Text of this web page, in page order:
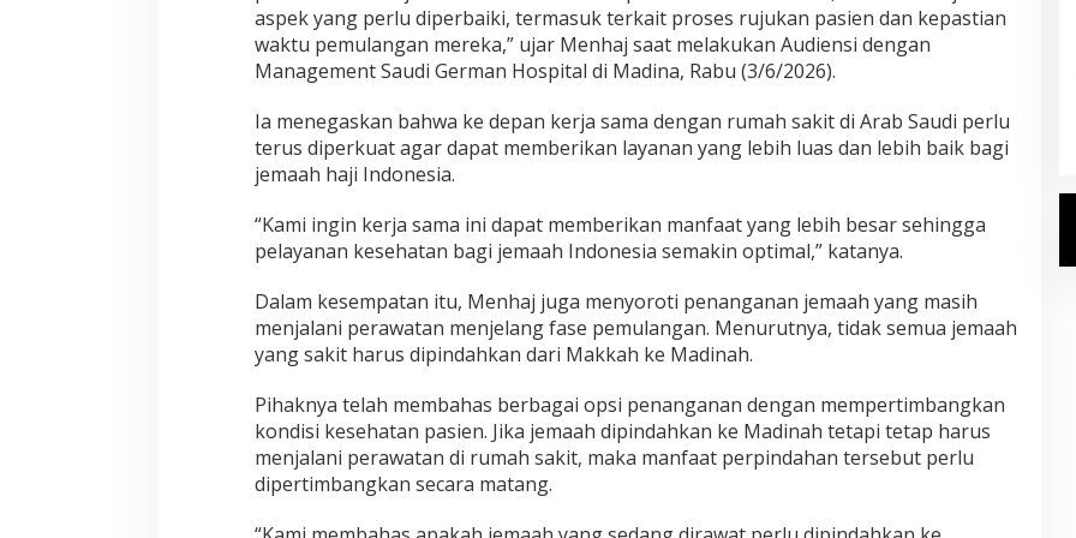
l
aspek yang perlu diperbaiki, termasuk terkait proses rujukan pasien dan kepastian
waktu pemulangan mereka,” ujar Menhaj saat melakukan Audiensi dengan
Management Saudi German Hospital di Madina, Rabu (3/6/2026).
Ia menegaskan bahwa ke depan kerja sama dengan rumah sakit di Arab Saudi perlu
terus diperkuat agar dapat memberikan layanan yang lebih luas dan lebih baik bagi
jemaah haji Indonesia.
“Kami ingin kerja sama ini dapat memberikan manfaat yang lebih besar sehingga
pelayanan kesehatan bagi jemaah Indonesia semakin optimal,” katanya.
Dalam kesempatan itu, Menhaj juga menyoroti penanganan jemaah yang masih
menjalani perawatan menjelang fase pemulangan. Menurutnya, tidak semua jemaah
yang sakit harus dipindahkan dari Makkah ke Madinah.
Pihaknya telah membahas berbagai opsi penanganan dengan mempertimbangkan
kondisi kesehatan pasien. Jika jemaah dipindahkan ke Madinah tetapi tetap harus
menjalani perawatan di rumah sakit, maka manfaat perpindahan tersebut perlu
dipertimbangkan secara matang.
Kemenhaj Umumkan Daftar
Di Haji Senin, 20 Juli 2026